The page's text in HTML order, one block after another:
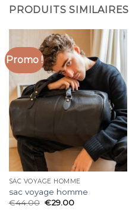
PRODUITS SIMILAIRES
Promo !
SAC VOYAGE HOMME
sac voyage homme
€44.00 €29.00